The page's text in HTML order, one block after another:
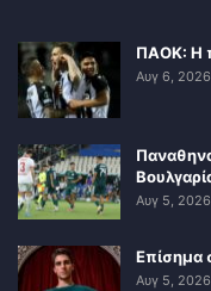
ΠΑΟΚ: Η
Αυγ 6, 2026
Αυγ 5, 2026
Επίσημα
Αυγ 5, 2026